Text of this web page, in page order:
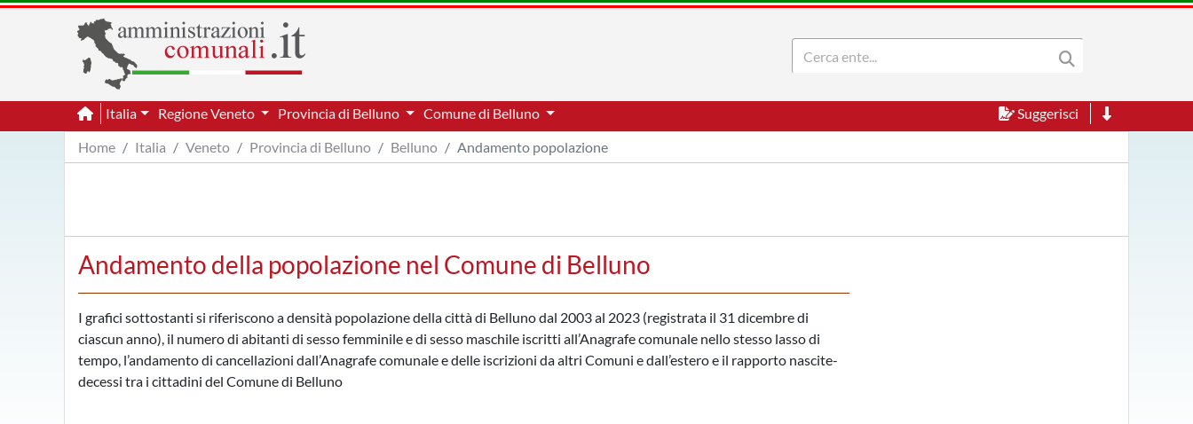
Italia Regione Veneto Provincia di Belluno Comune di Belluno
Suggerisci
Home
Italia Veneto Provincia di Belluno Belluno Andamento popolazione
Andamento della popolazione nel Comune di Belluno
I grafici sottostanti si riferiscono a densità popolazione della città di Belluno dal 2003 al 2023 (registrata il 31 dicembre di
ciascun anno), il numero di abitanti di sesso femminile e di sesso maschile iscritti all’Anagrafe comunale nello stesso lasso di
tempo, l’andamento di cancellazioni dall’Anagrafe comunale e delle iscrizioni da altri Comuni e dall’estero e il rapporto nascite-
decessi tra i cittadini del Comune di Belluno